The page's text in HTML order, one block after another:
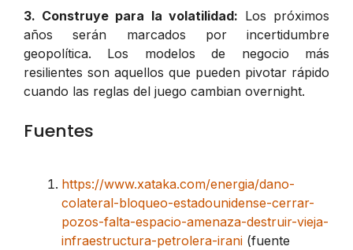
3. Construye para la volatilidad: Los próximos
años serán marcados por incertidumbre
geopolítica. Los modelos de negocio más
resilientes son aquellos que pueden pivotar rápido
cuando las reglas del juego cambian overnight.
Fuentes
https://www.xataka.com/energia/dano-
colateral-bloqueo-estadounidense-cerrar-
pozos-falta-espacio-amenaza-destruir-vieja-
infraestructura-petrolera-irani (fuente